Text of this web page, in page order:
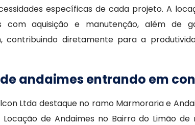
específicas de cada projeto. A
com aquisição e manutenção, além de
contribuindo diretamente para a
andaimes entrando em
Ltda destaque no ramo Marmoraria e
de Andaimes no Bairro do Limão